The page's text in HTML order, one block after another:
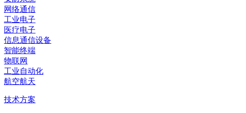
网络通信
工业电子
医疗电子
信息通信设备
智能终端
物联网
工业自动化
航空航天
技术方案